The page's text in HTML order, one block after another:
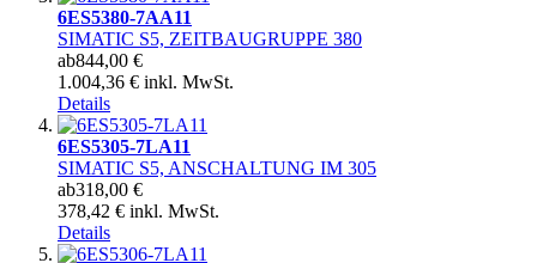
6ES5380-7AA11
SIMATIC S5, ZEITBAUGRUPPE 380
ab844,00 €
1.004,36 € inkl. MwSt.
Details
6ES5305-7LA11
SIMATIC S5, ANSCHALTUNG IM 305
ab318,00 €
378,42 € inkl. MwSt.
Details